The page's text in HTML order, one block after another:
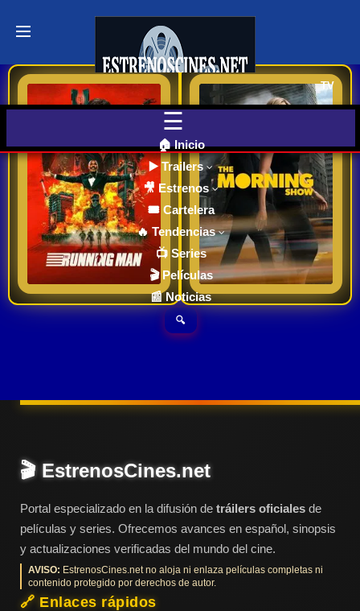
Últimos
AHORA
Cartelera
de Cine
Próximos
Estrenos
en Cines
en
📺 VER
SERIES
Series
de TV y
Streaming
🏠 Inicio
▶️ Trailers
🎥 Estrenos
🎟️ Cartelera
🔥 Tendencias
📺 Series
🎬 Películas
📰 Noticias
🔍
The Running Man / estreno en cines 2025
King es un thriller
ambientado en una
América distópica en
el año 2025. La historia
se centra en Ben
Richards, un hombre
desesperado que
participa en el violento
6
2025
Ver TraiLer
TV
Serie – The Morning Show / Apple TV /+ Temporada 4 estreno
de la vida de las
personas que ayudan
a Estados Unidos a
despertarse cada
mañana, explorando
los desafíos únicos
que enfrentan los
hombres y mujeres
7.764
2019
Ver TraiLer
🎬 EstrenosCines.net
Portal especializado en la difusión de tráilers oficiales de
películas y series. Ofrecemos avances en español, sinopsis
y actualizaciones verificadas del mundo del cine.
AVISO: EstrenosCines.net no aloja ni enlaza películas completas ni
contenido protegido por derechos de autor.
🔗 Enlaces rápidos